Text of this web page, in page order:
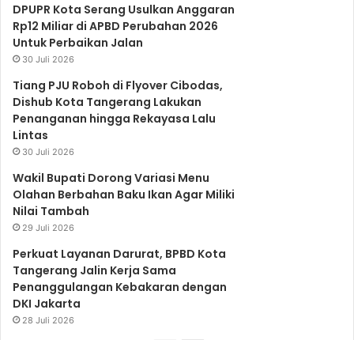
o
k
r
e
DPUPR Kota Serang Usulkan Anggaran
Rp12 Miliar di APBD Perubahan 2026
Untuk Perbaikan Jalan
30 Juli 2026
Tiang PJU Roboh di Flyover Cibodas,
Dishub Kota Tangerang Lakukan
Penanganan hingga Rekayasa Lalu
Lintas
30 Juli 2026
Wakil Bupati Dorong Variasi Menu
Olahan Berbahan Baku Ikan Agar Miliki
Nilai Tambah
29 Juli 2026
Perkuat Layanan Darurat, BPBD Kota
Tangerang Jalin Kerja Sama
Penanggulangan Kebakaran dengan
DKI Jakarta
28 Juli 2026